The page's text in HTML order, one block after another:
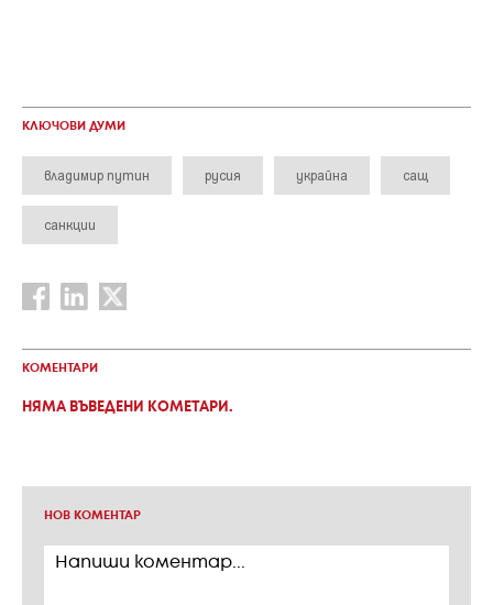
КЛЮЧОВИ ДУМИ
владимир путин русия украйна сащ
санкции
КОМЕНТАРИ
НЯМА ВЪВЕДЕНИ КОМЕТАРИ.
НОВ КОМЕНТАР